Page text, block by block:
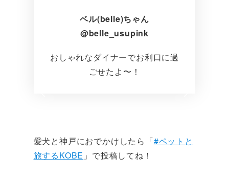
ベル(belle)ちゃん
@belle_usupink
おしゃれなダイナーでお利口に過
ごせたよ〜！
愛犬と神戸におでかけしたら「#ペットと
旅するKOBE 」で投稿してね！